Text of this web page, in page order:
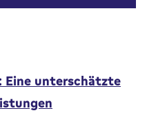
Eine unterschätzte